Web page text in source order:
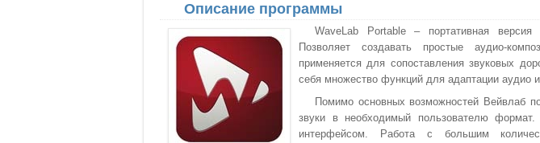
Описание программы
WaveLab Portable – портативная версия
Позволяет создавать простые аудио-
применяется для сопоставления звуковых
себя множество функций для адаптации аудио
Помимо основных возможностей Вейвлаб
звуки в необходимый пользователю
интерфейсом. Работа с большим